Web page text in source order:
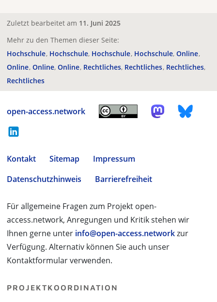
Zuletzt bearbeitet am 11. Juni 2025
Mehr zu den Themen dieser Seite:
Hochschule Hochschule Hochschule Hochschule Online
Online Online Online Rechtliches Rechtliches Rechtliches
Rechtliches
open-access.network
Kontakt Sitemap
Impressum
Datenschutzhinweis
Barrierefreiheit
Für allgemeine Fragen zum Projekt open-
access.network, Anregungen und Kritik stehen wir
Ihnen gerne unter info@open-access.networkzur
Verfügung. Alternativ können Sie auch unser
Kontaktformular verwenden.
PROJEKTKOORDINATION